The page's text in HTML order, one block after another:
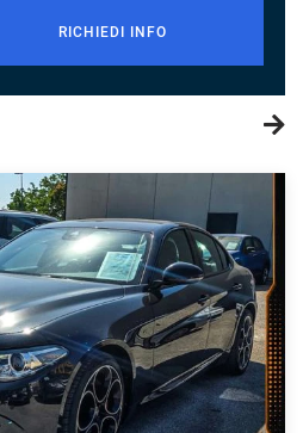
RICHIEDI INFO